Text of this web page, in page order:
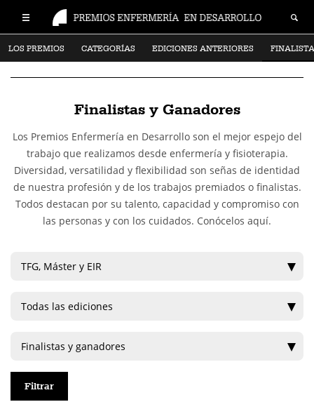
LOS PREMIOS CATEGORÍAS EDICIONES ANTERIORES
Finalistas y Ganadores
Los Premios Enfermería en Desarrollo son el mejor espejo del
trabajo que realizamos desde enfermería y fisioterapia.
Diversidad, versatilidad y flexibilidad son señas de identidad
de nuestra profesión y de los trabajos premiados o finalistas.
Todos destacan por su talento, capacidad y compromiso con
las personas y con los cuidados. Conócelos aquí.